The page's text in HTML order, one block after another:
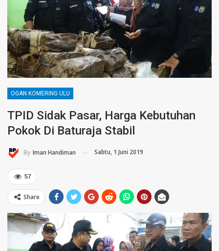
OGAN KOMERING ULU
TPID Sidak Pasar, Harga Kebutuhan
Pokok Di Baturaja Stabil
By Iman Handiman Sabtu, 1 Juni 2019
57
Share